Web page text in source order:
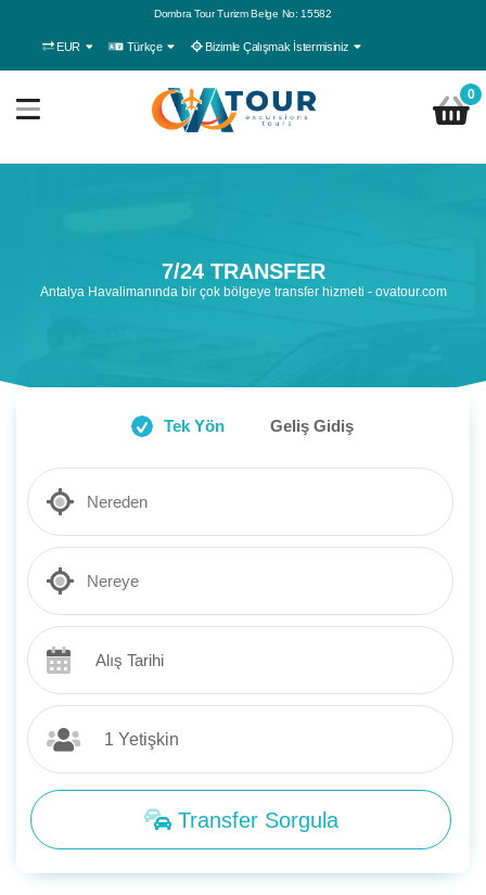
Dombra Tour Turizm Belge No: 15582
EUR Türkçe Bizimle Çalışmak İstermisiniz
0
7/24 TRANSFER
Antalya Havalimanında bir çok bölgeye transfer hizmeti - ovatour.com
Tek Yön Geliş Gidiş
Transfer Sorgula